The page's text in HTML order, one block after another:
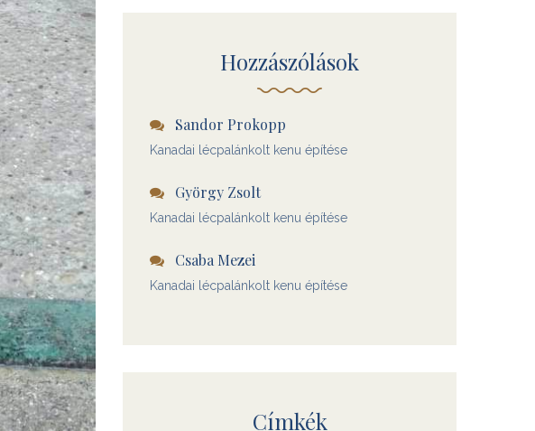
Hozzászólások
Sandor Prokopp
Kanadai lécpalánkolt kenu építése
György Zsolt
Kanadai lécpalánkolt kenu építése
Csaba Mezei
Kanadai lécpalánkolt kenu építése
Címkék